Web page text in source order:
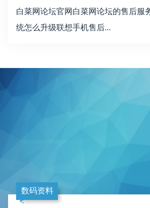
白菜网论坛官网白菜网论坛的售后服
统怎么升级联想手机售后...
数码资料